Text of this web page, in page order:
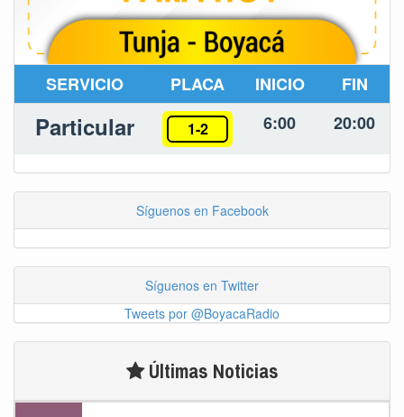
SERVICIO PLACA INICIO FIN
Particular 1-2 6:00 20:00
Síguenos en Facebook
Síguenos en Twitter
Tweets por @BoyacaRadio
Últimas Noticias